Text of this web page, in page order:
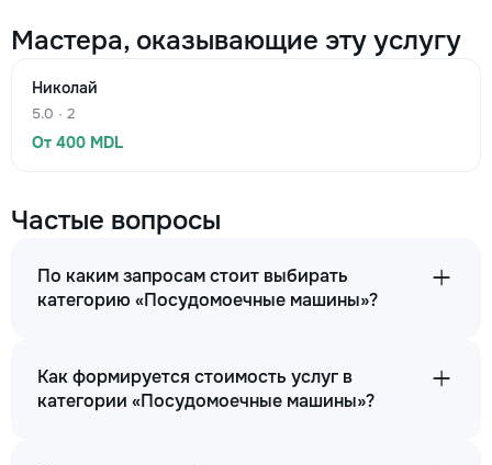
Мастера, оказывающие эту услугу
Николай
5.0 · 2
От 400 MDL
Частые вопросы
По каким запросам стоит выбирать
категорию «Посудомоечные машины»?
Как формируется стоимость услуг в
категории «Посудомоечные машины»?